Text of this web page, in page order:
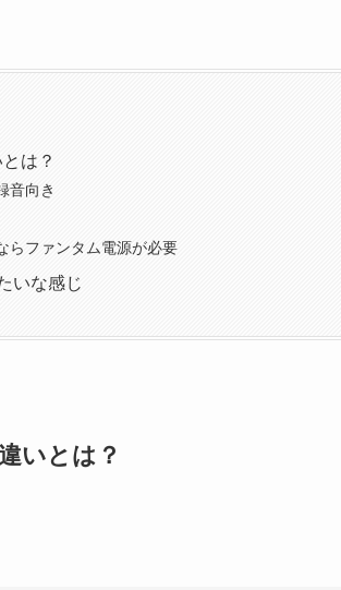
は？
音向き
らファンタム電源が必要
いな感じ
いとは？